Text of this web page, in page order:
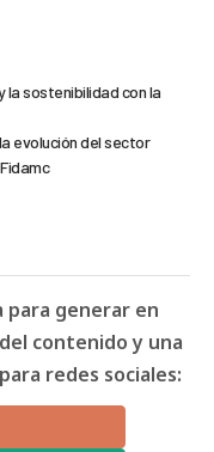
la sostenibilidad con la
evolución del sector
para generar en
contenido y una
redes sociales: